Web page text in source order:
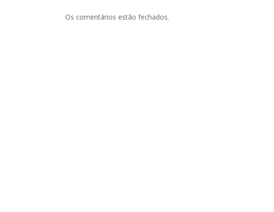
Os comentários estão fechados.